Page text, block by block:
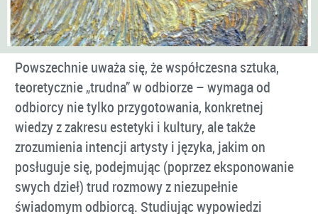
Powszechnie uważa się, że współczesna sztuka,
teoretycznie „trudna” w odbiorze – wymaga od
odbiorcy nie tylko przygotowania, konkretnej
wiedzy z zakresu estetyki i kultury, ale także
zrozumienia intencji artysty i języka, jakim on
posługuje się, podejmując (poprzez eksponowanie
swych dzieł) trud rozmowy z niezupełnie
świadomym odbiorcą. Studiując wypowiedzi